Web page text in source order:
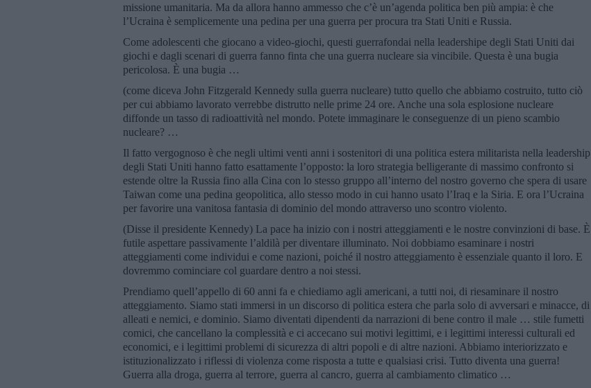
missione umanitaria. Ma da allora hanno ammesso che c’è un’agenda politica ben più ampia: è che
l’Ucraina è semplicemente una pedina per una guerra per procura tra Stati Uniti e Russia.
Come adolescenti che giocano a video-giochi, questi guerrafondai nella leadershipe degli Stati Uniti dai
giochi e dagli scenari di guerra fanno finta che una guerra nucleare sia vincibile. Questa è una bugia
pericolosa. È una bugia …
(come diceva John Fitzgerald Kennedy sulla guerra nucleare) tutto quello che abbiamo costruito, tutto ciò
per cui abbiamo lavorato verrebbe distrutto nelle prime 24 ore. Anche una sola esplosione nucleare
diffonde un tasso di radioattività nel mondo. Potete immaginare le conseguenze di un pieno scambio
nucleare? …
Il fatto vergognoso è che negli ultimi venti anni i sostenitori di una politica estera militarista nella leadership
degli Stati Uniti hanno fatto esattamente l’opposto: la loro strategia belligerante di massimo confronto si
estende oltre la Russia fino alla Cina con lo stesso gruppo all’interno del nostro governo che spera di usare
Taiwan come una pedina geopolitica, allo stesso modo in cui hanno usato l’Iraq e la Siria. E ora l’Ucraina
per favorire una vanitosa fantasia di dominio del mondo attraverso uno scontro violento.
(Disse il presidente Kennedy) La pace ha inizio con i nostri atteggiamenti e le nostre convinzioni di base. È
futile aspettare passivamente l’aldilà per diventare illuminato. Noi dobbiamo esaminare i nostri
atteggiamenti come individui e come nazioni, poiché il nostro atteggiamento è essenziale quanto il loro. E
dovremmo cominciare col guardare dentro a noi stessi.
Prendiamo quell’appello di 60 anni fa e chiediamo agli americani, a tutti noi, di riesaminare il nostro
atteggiamento. Siamo stati immersi in un discorso di politica estera che parla solo di avversari e minacce, di
alleati e nemici, e dominio. Siamo diventati dipendenti da narrazioni di bene contro il male … stile fumetti
comici, che cancellano la complessità e ci accecano sui motivi legittimi, e i legittimi interessi culturali ed
economici, e i legittimi problemi di sicurezza di altri popoli e di altre nazioni. Abbiamo interiorizzato e
istituzionalizzato i riflessi di violenza come risposta a tutte e qualsiasi crisi. Tutto diventa una guerra!
Guerra alla droga, guerra al terrore, guerra al cancro, guerra al cambiamento climatico …